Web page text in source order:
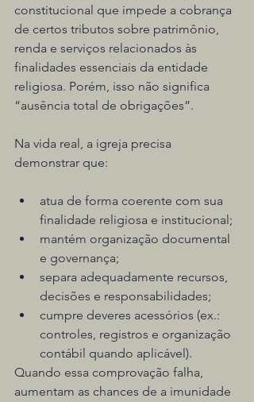
constitucional que impede a cobrança
de certos tributos sobre patrimônio,
renda e serviços relacionados às
finalidades essenciais da entidade
religiosa. Porém, isso não significa
“ausência total de obrigações”.
Na vida real, a igreja precisa
demonstrar que:
atua de forma coerente com sua
finalidade religiosa e institucional;
mantém organização documental
e governança;
separa adequadamente recursos,
decisões e responsabilidades;
cumpre deveres acessórios (ex.:
controles, registros e organização
contábil quando aplicável).
Quando essa comprovação falha,
aumentam as chances de a imunidade